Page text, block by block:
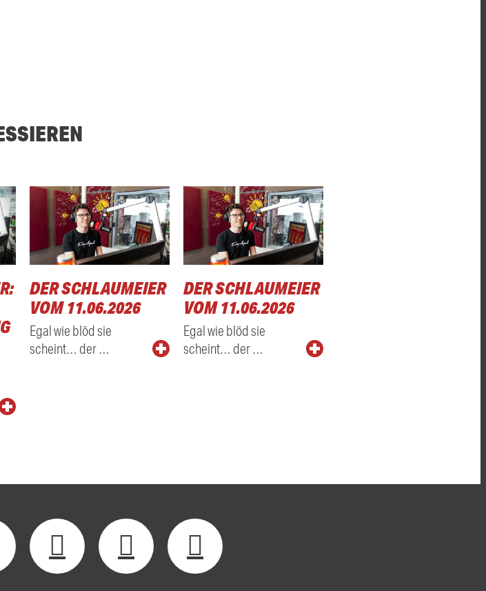
DER SCHLAUMEIER
VOM 11.06.2026
Egal wie blöd sie
scheint… der …
DER SCHLAUMEIER
VOM 11.06.2026
Egal wie blöd sie
scheint… der …